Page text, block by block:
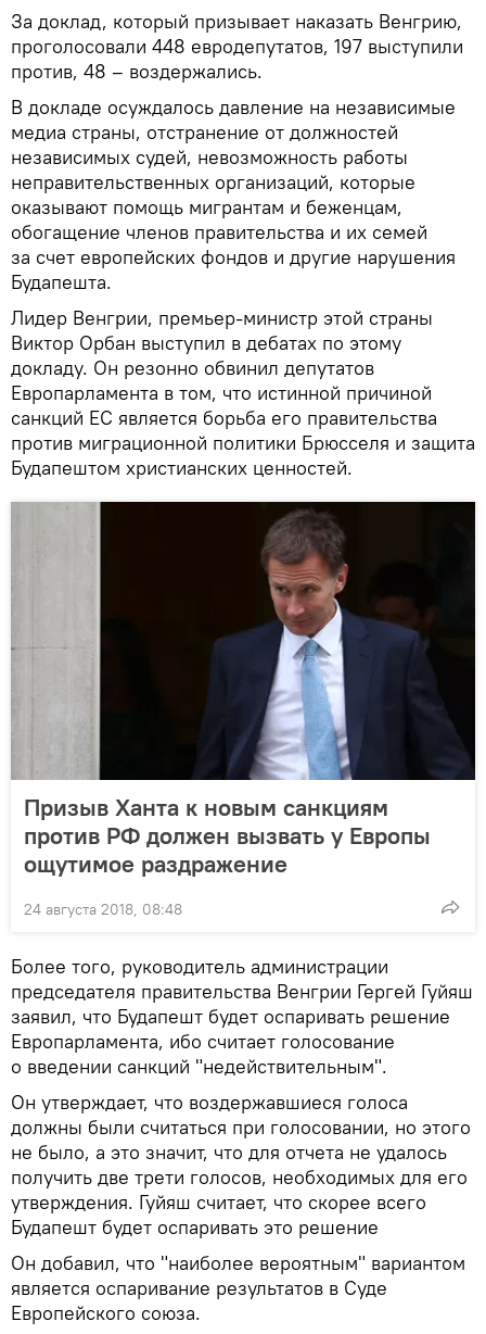
За доклад, который призывает наказать Венгрию,
проголосовали 448 евродепутатов, 197 выступили
против, 48 – воздержались.
В докладе осуждалось давление на независимые
медиа страны, отстранение от должностей
независимых судей, невозможность работы
неправительственных организаций, которые
оказывают помощь мигрантам и беженцам,
обогащение членов правительства и их семей
за счет европейских фондов и другие нарушения
Будапешта.
Лидер Венгрии, премьер-министр этой страны
Виктор Орбан выступил в дебатах по этому
докладу. Он резонно обвинил депутатов
Европарламента в том, что истинной причиной
санкций ЕС является борьба его правительства
против миграционной политики Брюсселя и защита
Будапештом христианских ценностей.
Призыв Ханта к новым санкциям
против РФ должен вызвать у Европы
ощутимое раздражение
24 августа 2018, 08:48
Более того, руководитель администрации
председателя правительства Венгрии Гергей Гуйяш
заявил, что Будапешт будет оспаривать решение
Европарламента, ибо считает голосование
о введении санкций "недействительным".
Он утверждает, что воздержавшиеся голоса
должны были считаться при голосовании, но этого
не было, а это значит, что для отчета не удалось
получить две трети голосов, необходимых для его
утверждения. Гуйяш считает, что скорее всего
Будапешт будет оспаривать это решение
Он добавил, что "наиболее вероятным" вариантом
является оспаривание результатов в Суде
Европейского союза.